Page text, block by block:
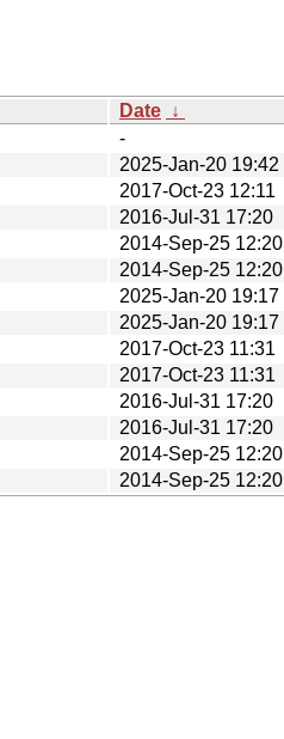
Date ↓
-
2025-Jan-20 19:42
2017-Oct-23 12:11
2016-Jul-31 17:20
2014-Sep-25 12:20
2014-Sep-25 12:20
2025-Jan-20 19:17
2025-Jan-20 19:17
2017-Oct-23 11:31
2017-Oct-23 11:31
2016-Jul-31 17:20
2016-Jul-31 17:20
2014-Sep-25 12:20
2014-Sep-25 12:20